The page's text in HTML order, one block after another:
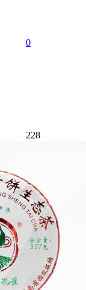
0
228